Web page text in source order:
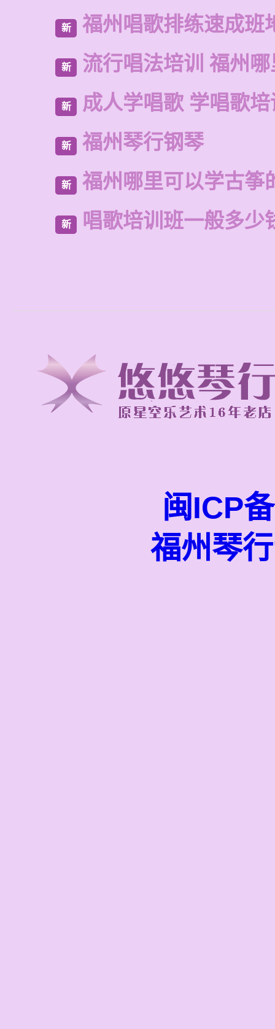
新 福州唱歌排练速成班
新 流行唱法培训 福州
新 成人学唱歌 学唱歌培
新 福州琴行钢琴
新 福州哪里可以学古筝
新 唱歌培训班一般多少
闽ICP
福州琴